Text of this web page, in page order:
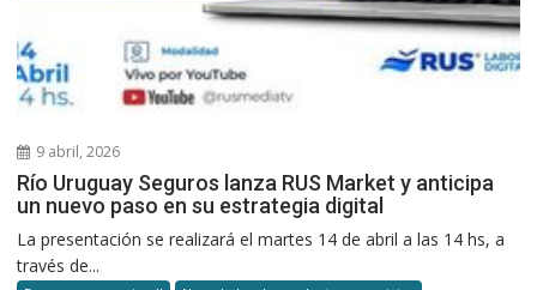
9 abril, 2026
Río Uruguay Seguros lanza RUS Market y anticipa
un nuevo paso en su estrategia digital
La presentación se realizará el martes 14 de abril a las 14 hs, a
través de...